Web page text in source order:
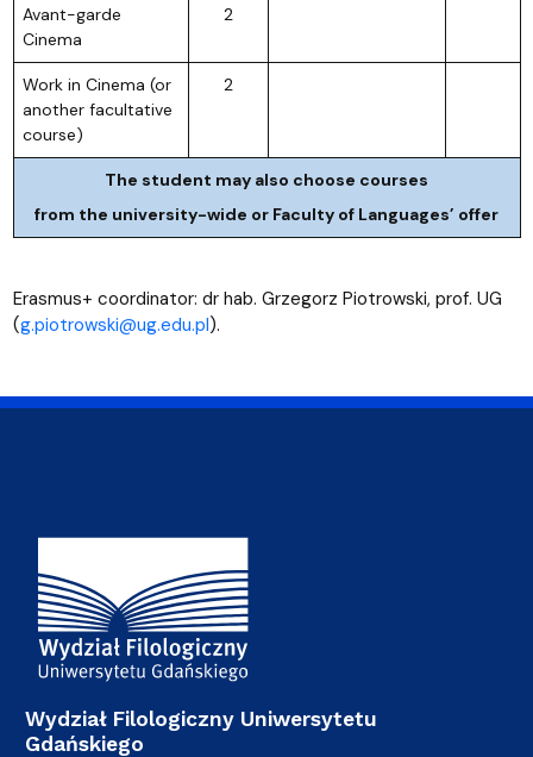
Avant-garde
Cinema
2
Work in Cinema (or
another facultative
course)
2
The student may also choose courses
from the university-wide or Faculty of Languages’ offer
Erasmus+ coordinator: dr hab. Grzegorz Piotrowski, prof. UG
(g.piotrowski@ug.edu.pl).
Adres Wydziału
Wydział Filologiczny Uniwersytetu
Gdańskiego